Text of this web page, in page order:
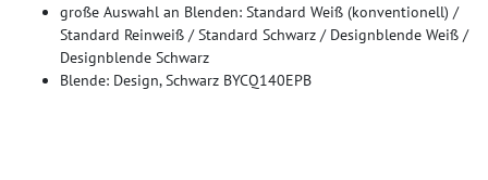
große Auswahl an Blenden: Standard Weiß (konventionell) /
Standard Reinweiß / Standard Schwarz / Designblende Weiß /
Designblende Schwarz
Blende: Design, Schwarz BYCQ140EPB